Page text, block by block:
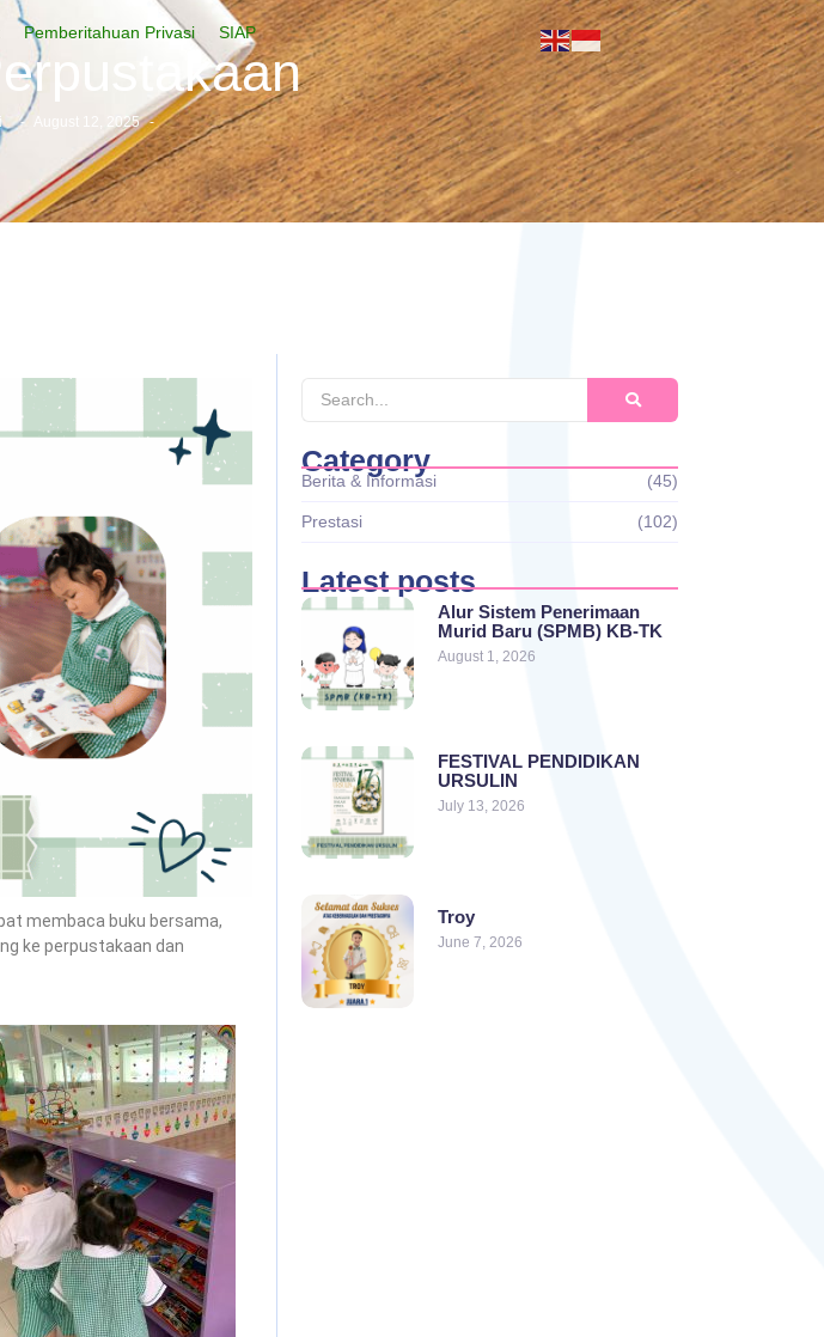
Pemberitahuan Privasi SIAP
- August 12, 2025 -
membaca buku bersama,
ke perpustakaan dan
Category
Berita & Informasi (45)
Prestasi (102)
Latest posts
Alur Sistem Penerimaan
Murid Baru (SPMB) KB-TK
August 1, 2026
FESTIVAL PENDIDIKAN
URSULIN
July 13, 2026
Troy
June 7, 2026